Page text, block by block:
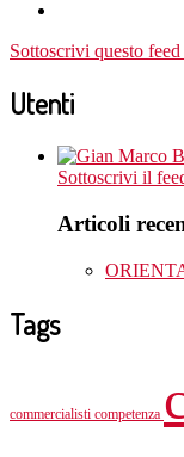
Sottoscrivi questo feed
Utenti
Sottoscrivi il
Articoli
Tags
commercialisti competenza